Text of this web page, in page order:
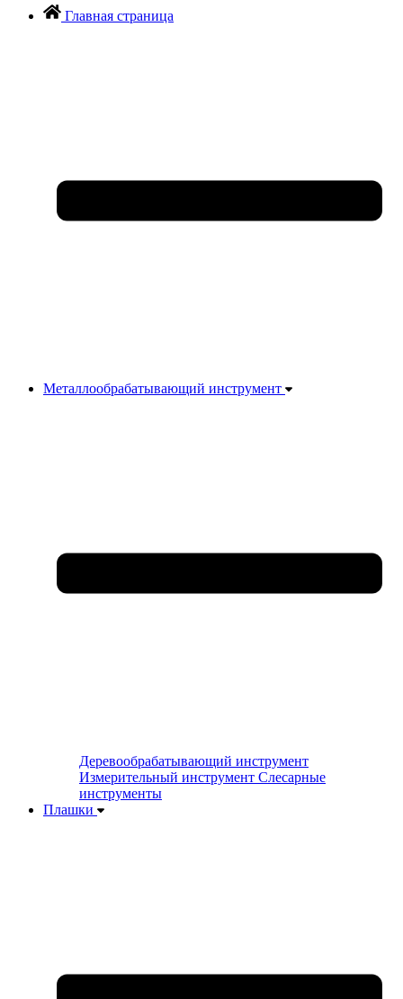
Главная страница
Металлообрабатывающий инструмент
Деревообрабатывающий инструмент
Измерительный инструмент Слесарные
инструменты
Плашки